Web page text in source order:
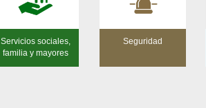
Servicios sociales,
familia y mayores
Seguridad